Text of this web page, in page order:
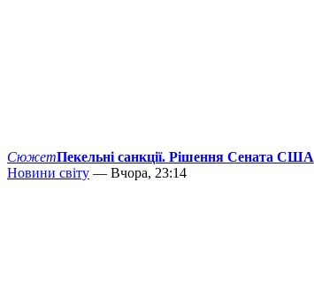
СюжетПекельні санкції. Рішення Сената США
Новини світу — Вчора, 23:14